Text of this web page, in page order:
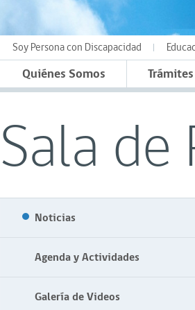
Soy Persona con Discapacidad
Quiénes Somos
Sala de
Noticias
Agenda y Actividades
Galería de Videos